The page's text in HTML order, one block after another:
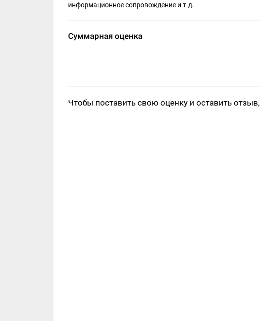
информационное сопровождение и т.д.
Суммарная оценка
Чтобы поставить свою оценку и оставить отзыв,